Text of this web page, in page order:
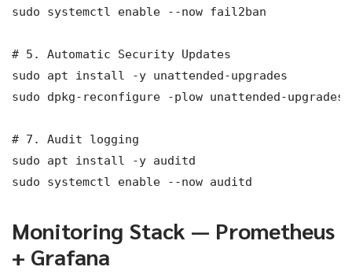
sudo systemctl enable --now fail2ban
# 5. Automatic Security Updates
sudo apt install -y unattended-upgrades
sudo dpkg-reconfigure -plow unattended-upgrades
# 7. Audit logging
sudo apt install -y auditd
sudo systemctl enable --now auditd
Monitoring Stack — Prometheus
+ Grafana